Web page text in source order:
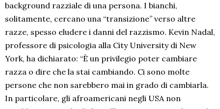
background razziale di una persona. I bianchi,
solitamente, cercano una “transizione” verso altre
razze, spesso eludere i danni del razzismo. Kevin Nadal,
professore di psicologia alla City University di New
York, ha dichiarato: “È un privilegio poter cambiare
razza o dire che la stai cambiando. Ci sono molte
persone che non sarebbero mai in grado di cambiarla.
In particolare, gli afroamericani negli USA non